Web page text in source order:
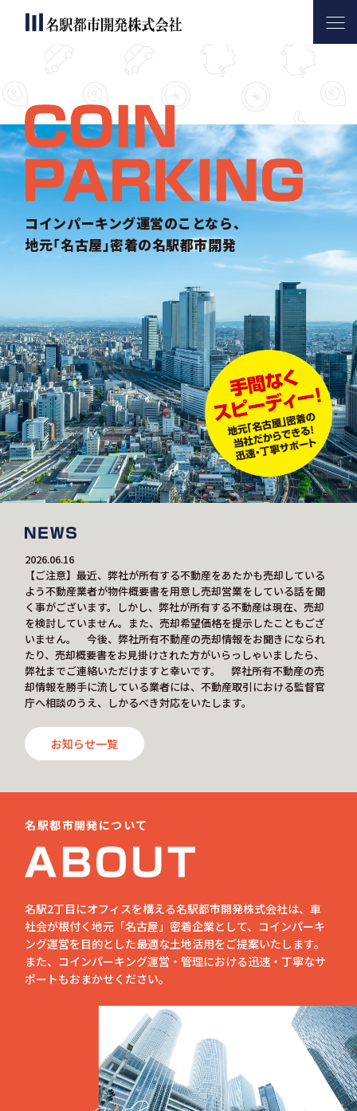
サービス内容
会社案内
お問い合わせ
コインパーキング運営のことなら、
地元｢名古屋｣密着の名駅都市開発
2026.06.16
【ご注意】最近、弊社が所有する不動産をあたかも売却している
よう不動産業者が物件概要書を用意し売却営業をしている話を聞
く事がございます。しかし、弊社が所有する不動産は現在、売却
を検討していません。また、売却希望価格を提示したこともござ
いません。 今後、弊社所有不動産の売却情報をお聞きになられ
たり、売却概要書をお見掛けされた方がいらっしゃいましたら、
弊社までご連絡いただけますと幸いです。 弊社所有不動産の売
却情報を勝手に流している業者には、不動産取引における監督官
庁へ相談のうえ、しかるべき対応をいたします。
お知らせ一覧
名駅都市開発について
名駅2丁目にオフィスを構える名駅都市開発株式会社は、車
社会が根付く地元「名古屋」密着企業として、コインパーキ
ング運営を目的とした最適な土地活用をご提案いたします。
また、コインパーキング運営・管理における迅速・丁寧なサ
ポートもおまかせください。